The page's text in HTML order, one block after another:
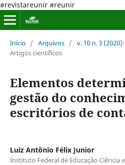
#revistareunir #reunir
Início / Arquivos / v. 10 n. 3
Artigos científicos
Elementos
gestão do
escritórios de
Luiz Antônio Félix Junior
Instituto Federal de Educação Ciência